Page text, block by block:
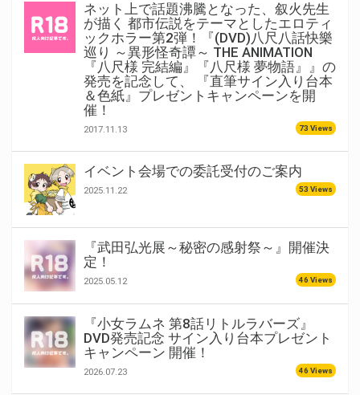
ネット上で話題沸騰となった、叙火先生
が描く 都市伝説をテーマとしたエロティ
ックホラー第2弾！『(DVD)八尺八話快樂
巡り ～異形怪奇譚～ THE ANIMATION
『八尺様 完結編』『八尺様 夢物語』』の
発売を記念して、 『直筆サイン入り台本
＆色紙』プレゼントキャンペーンを開
催！
2017.11.13 73 Views
イベント会場での委託受付のご案内
2025.11.22 53 Views
『武田弘光展～秘密の感射祭～』開催決
定！
2025.05.12 46 Views
『小女ラムネ 第8話リトルラバーズ』
DVD発売記念 サイン入り台本プレゼント
キャンペーン 開催！
2026.07.23 46 Views